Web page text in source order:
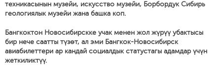
техникасынын музейи, искусство музейи, Борбордук Сибирь
геологиялык музейи жана башка коп.
Бангкоктон Новосибирскке учак менен жол жүрүү убактысы
бир нече саатты түзөт, ал эми Бангкок-Новосибирск
авиабилеттери ар кандай социалдык статустагы адамдар үчүн
жеткиликтүү.